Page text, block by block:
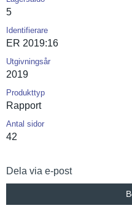
5
Identifierare
ER 2019:16
Utgivningsår
2019
Produkttyp
Rapport
Antal sidor
42
Dela via e-post